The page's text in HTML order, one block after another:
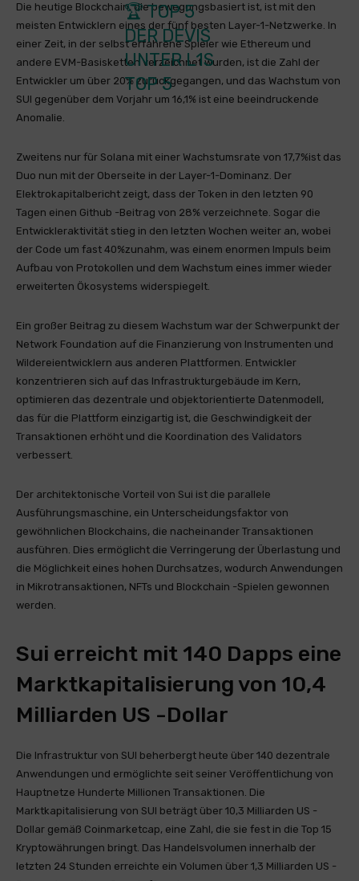
🏆 TOP 5
DER DEVIS
UNTER L1S
TOP 5
Die heutige Blockchain, die bewegungsbasiert ist, ist mit den
meisten Entwicklern eines der fünf besten Layer-1-Netzwerke. In
einer Zeit, in der selbst erfahrene Spieler wie Ethereum und
andere EVM-Basisketten verzeichnet wurden, ist die Zahl der
Entwickler um über 20% zurückgegangen, und das Wachstum von
SUI gegenüber dem Vorjahr um 16,1% ist eine beeindruckende
Anomalie.
Zweitens nur für Solana mit einer Wachstumsrate von 17,7%ist das
Duo nun mit der Oberseite in der Layer-1-Dominanz. Der
Elektrokapitalbericht zeigt, dass der Token in den letzten 90
Tagen einen Github -Beitrag von 28% verzeichnete. Sogar die
Entwickleraktivität stieg in den letzten Wochen weiter an, wobei
der Code um fast 40%zunahm, was einem enormen Impuls beim
Aufbau von Protokollen und dem Wachstum eines immer wieder
erweiterten Ökosystems widerspiegelt.
Ein großer Beitrag zu diesem Wachstum war der Schwerpunkt der
Network Foundation auf die Finanzierung von Instrumenten und
Wildereientwicklern aus anderen Plattformen. Entwickler
konzentrieren sich auf das Infrastrukturgebäude im Kern,
optimieren das dezentrale und objektorientierte Datenmodell,
das für die Plattform einzigartig ist, die Geschwindigkeit der
Transaktionen erhöht und die Koordination des Validators
verbessert.
Der architektonische Vorteil von Sui ist die parallele
Ausführungsmaschine, ein Unterscheidungsfaktor von
gewöhnlichen Blockchains, die nacheinander Transaktionen
ausführen. Dies ermöglicht die Verringerung der Überlastung und
die Möglichkeit eines hohen Durchsatzes, wodurch Anwendungen
in Mikrotransaktionen, NFTs und Blockchain -Spielen gewonnen
werden.
Sui erreicht mit 140 Dapps eine
Marktkapitalisierung von 10,4
Milliarden US -Dollar
Die Infrastruktur von SUI beherbergt heute über 140 dezentrale
Anwendungen und ermöglichte seit seiner Veröffentlichung von
Hauptnetze Hunderte Millionen Transaktionen. Die
Marktkapitalisierung von SUI beträgt über 10,3 Milliarden US -
Dollar gemäß Coinmarketcap, eine Zahl, die sie fest in die Top 15
Kryptowährungen bringt. Das Handelsvolumen innerhalb der
letzten 24 Stunden erreichte ein Volumen über 1,3 Milliarden US -